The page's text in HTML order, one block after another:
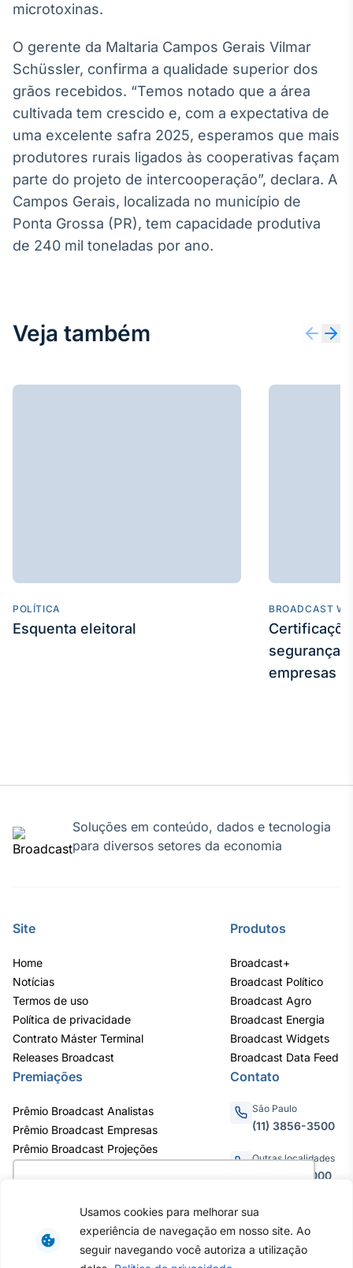
como você interage em nosso site e
personalizar conteúdo. Ao utilizar este site, você
concorda com o uso de cookies.
Saiba mais
Usamos cookies para melhorar sua
experiência de navegação em nosso site. Ao
seguir navegando você autoriza a utilização
funcionalidades
Wallboard
Conteúdos e
dados para
displays e telas
Broadcast
Monitoramento
IA
Investimentos
Tokenização
Em breve
microtoxinas.
O gerente da Maltaria Campos Gerais Vilmar
Schüssler, confirma a qualidade superior dos
grãos recebidos. “Temos notado que a área
cultivada tem crescido e, com a expectativa de
uma excelente safra 2025, esperamos que mais
produtores rurais ligados às cooperativas façam
parte do projeto de intercooperação”, declara. A
Campos Gerais, localizada no município de
Ponta Grossa (PR), tem capacidade produtiva
de 240 mil toneladas por ano.
Veja também
POLÍTICA
Esquenta eleitoral
BROADCAST
segurança
empresas
Soluções em conteúdo, dados e tecnologia
para diversos setores da economia
Site
Home
Notícias
Termos de uso
Política de privacidade
Contrato Máster Terminal
Releases Broadcast
Produtos
Broadcast+
Broadcast Político
Broadcast Agro
Broadcast Energia
Broadcast Widgets
Broadcast Data Feed
Premiações
Prêmio Broadcast Analistas
Prêmio Broadcast Empresas
Prêmio Broadcast Projeções
Contato
São Paulo
(11) 3856-3500
Outras localidades
0800.011.3000
Av. Eng. Caetano Álvares, 55 - 3º e
6º andar, Bairro do Limão, São